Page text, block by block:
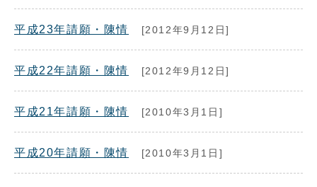
平成23年請願・陳情 [2012年9月12日]
平成22年請願・陳情 [2012年9月12日]
平成21年請願・陳情 [2010年3月1日]
平成20年請願・陳情 [2010年3月1日]